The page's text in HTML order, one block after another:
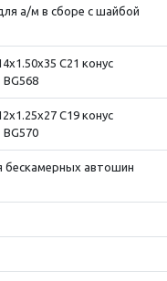
а/м в сборе с шайбой
C21 конус
C19 конус
бескамерных автошин